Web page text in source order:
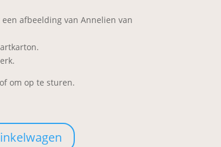
afbeelding van Annelien van
om op te sturen.